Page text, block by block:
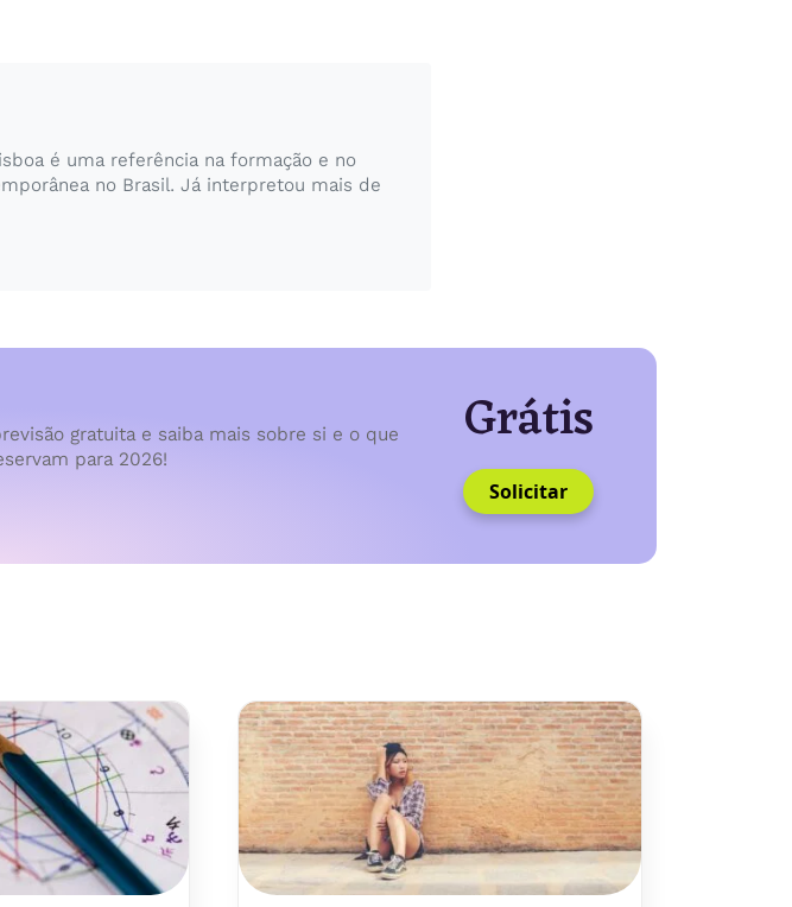
é uma referência na formação e no
no Brasil. Já interpretou mais de
gratuita e saiba mais sobre si e o que
para 2026!
Grátis
Solicitar